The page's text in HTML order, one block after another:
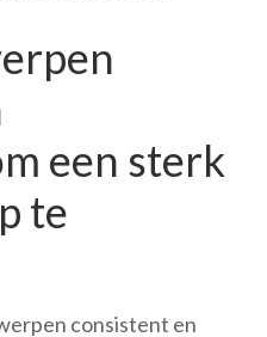
een sterk
te
consistent en